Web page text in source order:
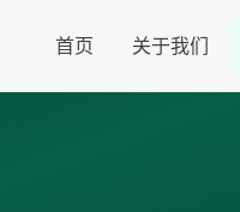
首页 关于我们